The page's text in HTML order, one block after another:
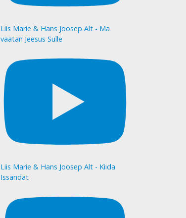
Liis Marie & Hans Joosep Alt - Ma
vaatan Jeesus Sulle
Liis Marie & Hans Joosep Alt - Kiida
Issandat